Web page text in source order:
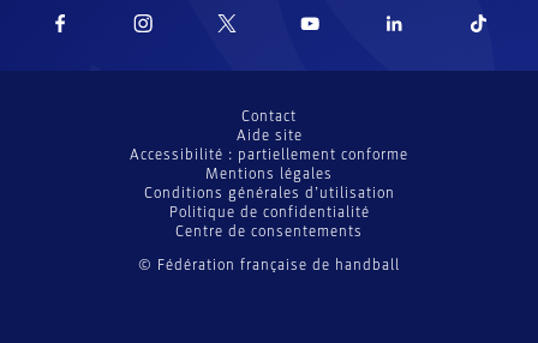
© Fédération française de handball
Contact
Aide site
Accessibilité : partiellement conforme
Mentions légales
Conditions générales d’utilisation
Politique de confidentialité
Centre de consentements